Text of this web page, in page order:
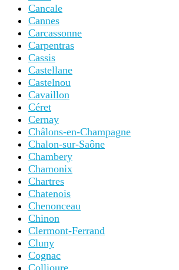
Cancale
Cannes
Carcassonne
Carpentras
Cassis
Castellane
Castelnou
Cavaillon
Céret
Cernay
Châlons-en-Champagne
Chalon-sur-Saône
Chambery
Chamonix
Chartres
Chatenois
Chenonceau
Chinon
Clermont-Ferrand
Cluny
Cognac